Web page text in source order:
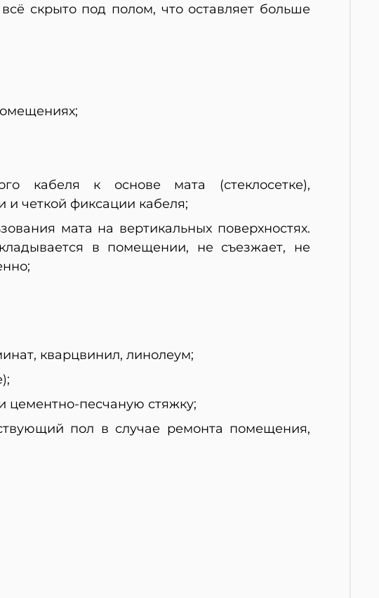
скрыто под полом, что оставляет больше
кабеля к основе мата (стеклосетке),
и четкой фиксации кабеля;
мата на вертикальных поверхностях.
в помещении, не съезжает, не
кварцвинил, линолеум;
цементно-песчаную стяжку;
пол в случае ремонта помещения,